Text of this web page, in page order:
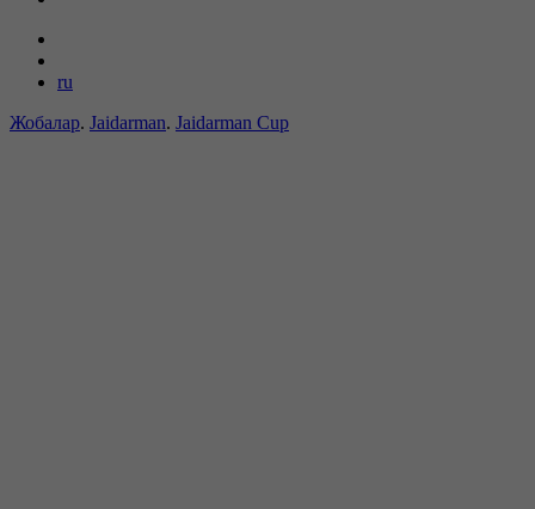
ru
Жобалар. Jaidarman. Jaidarman Cup